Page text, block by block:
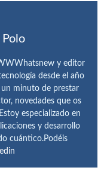
y editor
desde el año
minuto de prestar
novedades que os
especializado en
y desarrollo
cuántico.Podéis